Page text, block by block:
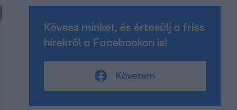
Kövess minket, és értesülj a friss
hírekről a Facebookon is!
Követem